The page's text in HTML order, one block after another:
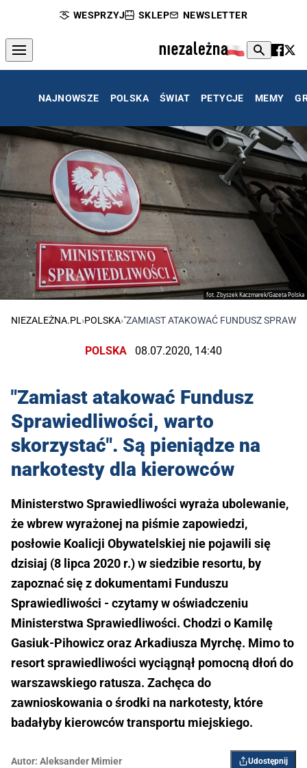
WESPRZYJ SKLEP NEWSLETTER
NAJNOWSZE POLSKA ŚWIAT PETYCJE MEMY
fot. Zbyszek Kaczmarek/Gazeta Polska
NIEZALEŻNA.PL›POLSKA›"ZAMIAST ATAKOWAĆ FUNDUSZ
POLSKA 08.07.2020, 14:40
"Zamiast atakować Fundusz
Sprawiedliwości, warto
skorzystać". Są pieniądze na
narkotesty dla kierowców
Ministerstwo Sprawiedliwości wyraża ubolewanie,
że wbrew wyrażonej na piśmie zapowiedzi,
posłowie Koalicji Obywatelskiej nie pojawili się
dzisiaj (8 lipca 2020 r.) w siedzibie resortu, by
zapoznać się z dokumentami Funduszu
Sprawiedliwości - czytamy w oświadczeniu
Ministerstwa Sprawiedliwości. Chodzi o Kamilę
Gasiuk-Pihowicz oraz Arkadiusza Myrchę. Mimo to
resort sprawiedliwości wyciągnął pomocną dłoń do
warszawskiego ratusza. Zachęca do
zawnioskowania o środki na narkotesty, które
badałyby kierowców transportu miejskiego.
Autor: Aleksander Mimier Udostępnij